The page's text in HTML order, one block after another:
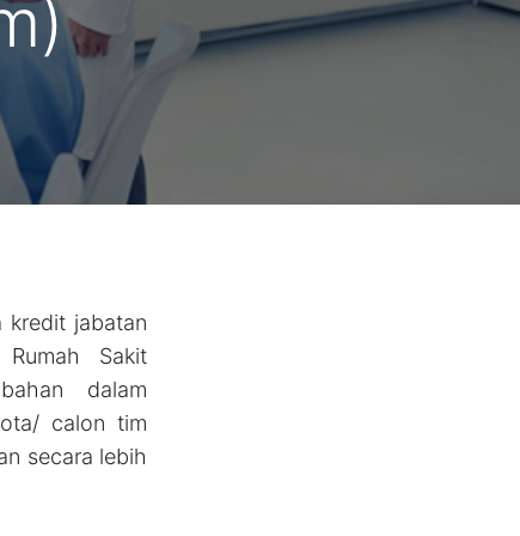
kredit jabatan
Sakit
dalam
calon tim
secara lebih